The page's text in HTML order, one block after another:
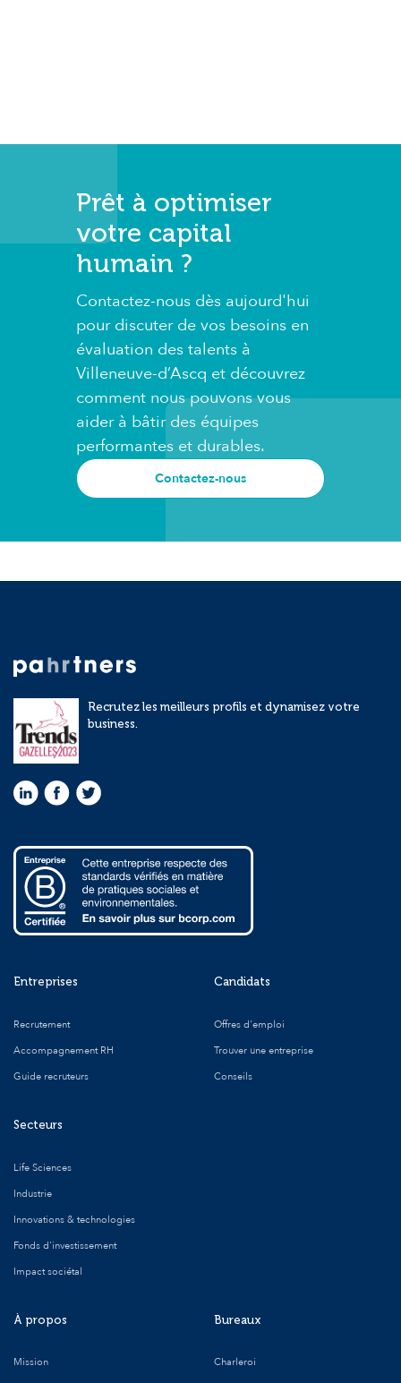
Prêt à optimiser
votre capital
humain ?
Contactez-nous dès aujourd'hui
pour discuter de vos besoins en
évaluation des talents à
Villeneuve-d’Ascq et découvrez
comment nous pouvons vous
aider à bâtir des équipes
performantes et durables.
Contactez-nous
Recrutez les meilleurs profils et dynamisez votre
business.
Entreprises
Recrutement
Accompagnement RH
Guide recruteurs
Secteurs
Life Sciences
Industrie
Innovations & technologies
Fonds d'investissement
Impact sociétal
Candidats
Offres d'emploi
Trouver une entreprise
Conseils
À propos
Mission
Bureaux
Charleroi